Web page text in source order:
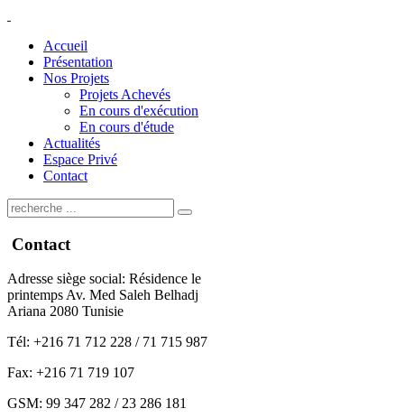
Accueil
Présentation
Nos Projets
Projets Achevés
En cours d'exécution
En cours d'étude
Actualités
Espace Privé
Contact
Contact
Adresse siège social: Résidence le
printemps Av. Med Saleh Belhadj
Ariana 2080 Tunisie
Tél: +216 71 712 228 / 71 715 987
Fax: +216 71 719 107
GSM: 99 347 282 / 23 286 181